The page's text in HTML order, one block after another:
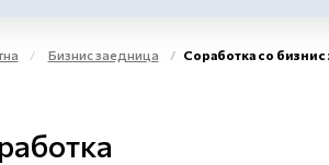
Бизнис заедница Соработка со бизнис